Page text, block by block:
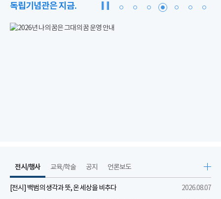
독립기념관은 지금.
전시/행사
[전시] 백범의 생각과 뜻, 온 세상을 비추다
2026.08.07
교육/학술 공지 언론보도